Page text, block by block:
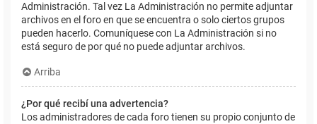
Administración. Tal vez La Administración no permite adjuntar
archivos en el foro en que se encuentra o solo ciertos grupos
pueden hacerlo. Comuníquese con La Administración si no
está seguro de por qué no puede adjuntar archivos.
Arriba
¿Por qué recibí una advertencia?
Los administradores de cada foro tienen su propio conjunto de